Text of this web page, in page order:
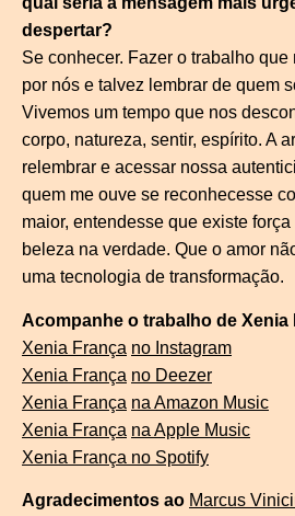
despertar?
Se conhecer. Fazer o trabalho
por nós e talvez lembrar de quem
Vivemos um tempo que nos
corpo, natureza, sentir, espírito. A
relembrar e acessar nossa
quem me ouve se reconhecesse
maior, entendesse que existe
beleza na verdade. Que o amor
uma tecnologia de transformação.
Acompanhe o trabalho de Xenia
Xenia França no Instagram
Xenia França no Deezer
Xenia França na Amazon Music
Xenia França na Apple Music
Xenia França no Spotify
Agradecimentos ao Marcus